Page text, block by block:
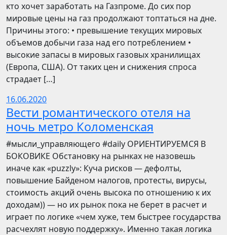
кто хочет заработать на Газпроме. До сих пор
мировые цены на газ продолжают топтаться на дне.
Причины этого: • превышение текущих мировых
объемов добычи газа над его потреблением •
высокие запасы в мировых газовых хранилищах
(Европа, США). От таких цен и снижения спроса
страдает […]
16.06.2020
Вести романтического отеля на
ночь метро Коломенская
​​#мысли_управляющего #daily ОРИЕНТИРУЕМСЯ В
БОКОВИКЕ Обстановку на рынках не назовешь
иначе как «puzzly»: Куча рисков — дефолты,
повышение Байденом налогов, протесты, вирусы,
стоимость акций очень высока по отношению к их
доходам)) — но их рынок пока не берет в расчет и
играет по логике «чем хуже, тем быстрее государства
расчехлят новую поддержку». Именно такая логика